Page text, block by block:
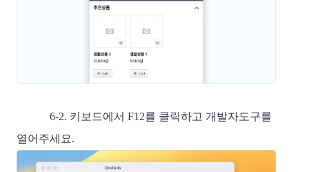
6-2. 키보드에서 F12를 클릭하고 개발자도구를
열어주세요.